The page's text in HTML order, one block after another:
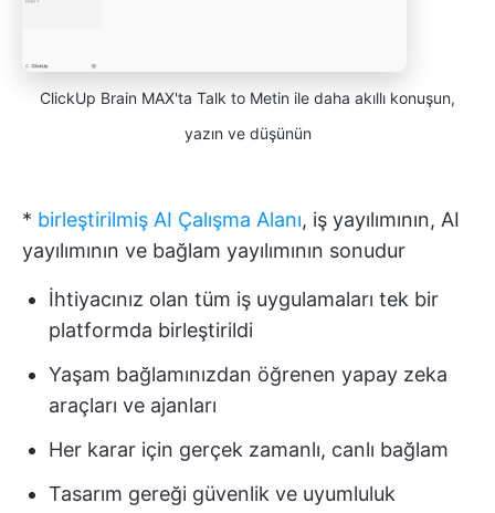
ClickUp Brain MAX'ta Talk to Metin ile daha akıllı konuşun,
yazın ve düşünün
* birleştirilmiş AI Çalışma Alanı, iş yayılımının, AI
yayılımının ve bağlam yayılımının sonudur
İhtiyacınız olan tüm iş uygulamaları tek bir
platformda birleştirildi
Yaşam bağlamınızdan öğrenen yapay zeka
araçları ve ajanları
Her karar için gerçek zamanlı, canlı bağlam
Tasarım gereği güvenlik ve uyumluluk